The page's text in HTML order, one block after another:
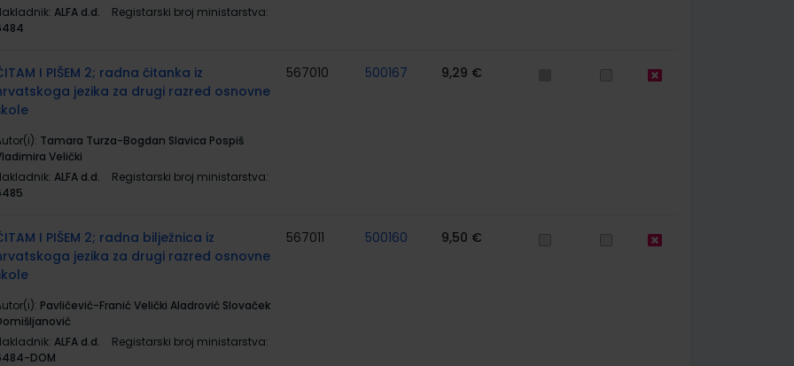
ALFA d.d.
Registarski broj ministarstva:
I PIŠEM 2; radna čitanka iz
jezika za drugi razred osnovne
Tamara Turza-Bogdan Slavica Pospiš
Velički
ALFA d.d.
Registarski broj ministarstva:
567010 500167 9,29 €
I PIŠEM 2; radna bilježnica iz
jezika za drugi razred osnovne
Pavličević-Franić Velički Aladrović Slovaček
ALFA d.d.
Registarski broj ministarstva:
DOM
567011 500160 9,50 €